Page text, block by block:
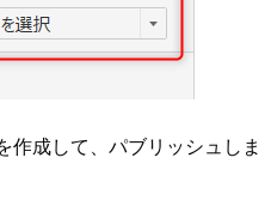
作成して、パブリッシュしま